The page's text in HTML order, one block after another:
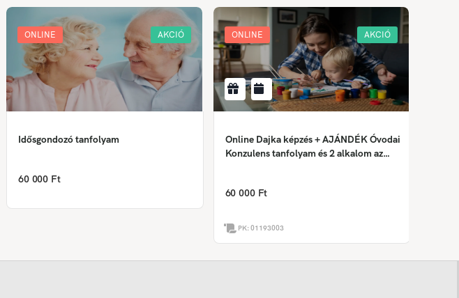
ONLINE AKCIÓ
Idősgondozó tanfolyam
60 000 Ft
ONLINE AKCIÓ
Online Dajka képzés + AJÁNDÉK Óvodai
Konzulens tanfolyam és 2 alkalom az
60 000 Ft
PK:01193003